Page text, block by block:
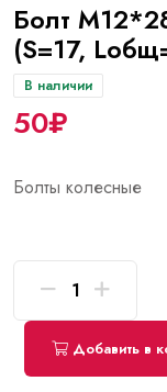
Болт
(S=17,
В наличии
50₽
Болты колесные
Добавить в